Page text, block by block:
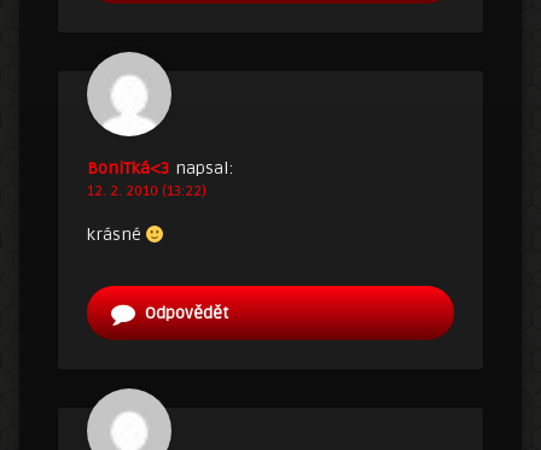
BoniTká<3 napsal:
12. 2. 2010 (13:22)
krásné
Odpovědět